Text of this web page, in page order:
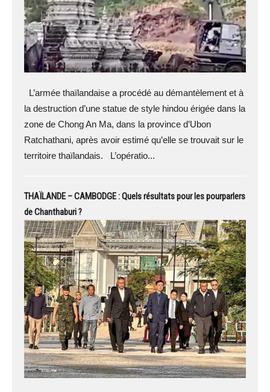
L’armée thaïlandaise a procédé au démantèlement et à
la destruction d’une statue de style hindou érigée dans la
zone de Chong An Ma, dans la province d’Ubon
Ratchathani, après avoir estimé qu’elle se trouvait sur le
territoire thaïlandais. L’opératio...
THAÏLANDE – CAMBODGE : Quels résultats pour les pourparlers
de Chanthaburi ?